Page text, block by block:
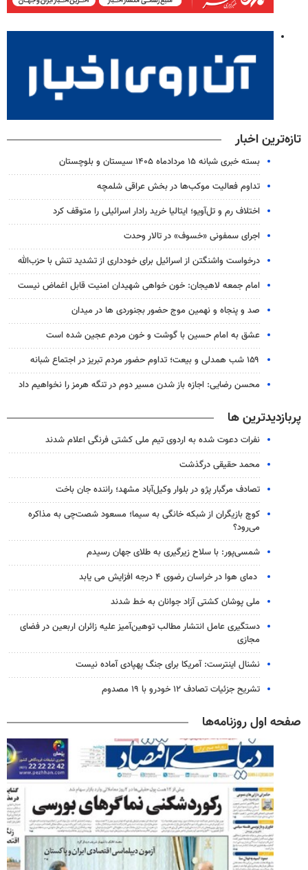
تازه‌ترین اخبار
بسته خبری شبانه ۱۵ مردادماه ۱۴۰۵ سیستان و بلوچستان
تداوم فعالیت موکب‌ها در بخش عراقی شلمچه
اختلاف رم و تل‌آویو؛ ایتالیا خرید رادار اسرائیلی را متوقف کرد
اجرای سمفونی «خسوف» در تالار وحدت
درخواست واشنگتن از اسرائیل برای خودداری از تشدید تنش با حزب‌‎الله
امام جمعه لاهیجان: خون‌ خواهی شهیدان امنیت قابل اغماض نیست
صد و پنجاه و نهمین موج حضور بجنوردی ها در میدان
عشق به امام حسین با گوشت و خون مردم عجین شده است
۱۵۹ شب همدلی و بیعت؛ تداوم حضور مردم تبریز در اجتماع شبانه
محسن رضایی: اجازه باز شدن مسیر دوم در تنگه هرمز را نخواهیم داد
پربازدیدترین ها
نفرات دعوت شده به اردوی تیم ملی کشتی فرنگی اعلام شدند
محمد حقیقی درگذشت
تصادف مرگبار پژو در بلوار وکیل‌آباد مشهد؛ راننده جان باخت
کوچ بازیگران از شبکه خانگی به سیما؛ مسعود شصت‌چی به مذاکره
می‌رود؟
شمسی‌پور: با سلاح زیرگیری به طلای جهان رسیدم
دمای هوا در خراسان رضوی ۴ درجه افزایش می یابد
ملی پوشان کشتی آزاد جوانان به خط شدند
دستگیری عامل انتشار مطالب توهین‌آمیز علیه زائران اربعین در فضای
مجازی
نشنال اینترست: آمریکا برای جنگ پهپادی آماده نیست
تشریح جزئیات تصادف ۱۲ خودرو با ۱۹ مصدوم
صفحه اول روزنامه‌ها